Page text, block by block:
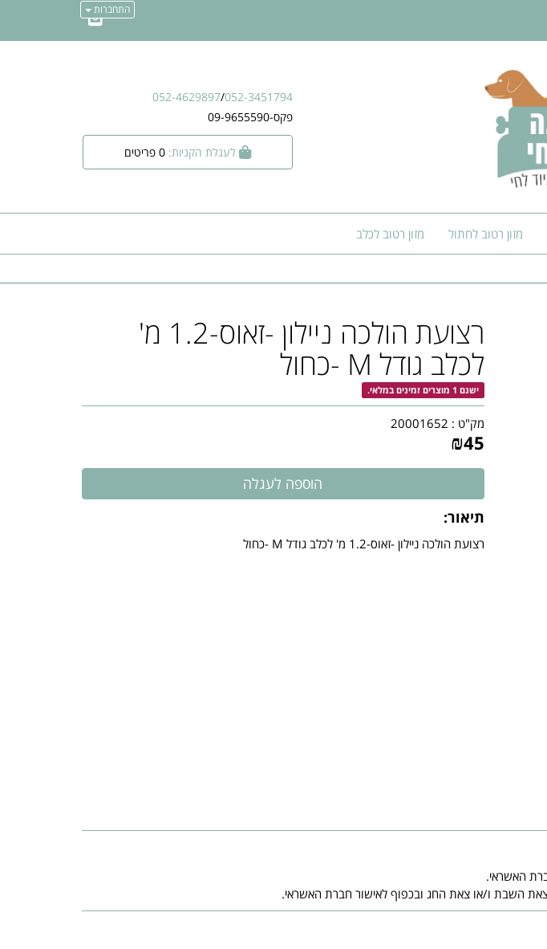
התחברות
052-4629897/052-3451794
פקס-09-9655590
0
מזון רטוב לחתול מזון רטוב לכלב
רצועת הולכה ניילון -זאוס-1.2 מ'
לכלב גודל M -כחול
ישנם 1 מוצרים זמינים במלאי.
מק"ט : 20001652
₪45
תיאור:
רצועת הולכה ניילון -זאוס-1.2 מ' לכלב גודל M -כחול